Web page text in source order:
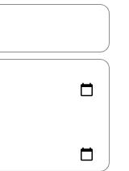
les flèches vers le